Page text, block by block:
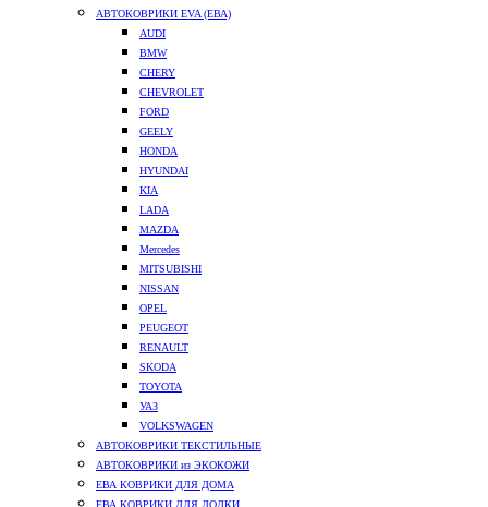
АВТОКОВРИКИ EVA (ЕВА)
AUDI
BMW
CHERY
CHEVROLET
FORD
GEELY
HONDA
HYUNDAI
KIA
LADA
MAZDA
Mercedes
MITSUBISHI
NISSAN
OPEL
PEUGEOT
RENAULT
SKODA
TOYOTA
УАЗ
VOLKSWAGEN
АВТОКОВРИКИ ТЕКСТИЛЬНЫЕ
АВТОКОВРИКИ из ЭКОКОЖИ
ЕВА КОВРИКИ ДЛЯ ДОМА
ЕВА КОВРИКИ ДЛЯ ЛОДКИ